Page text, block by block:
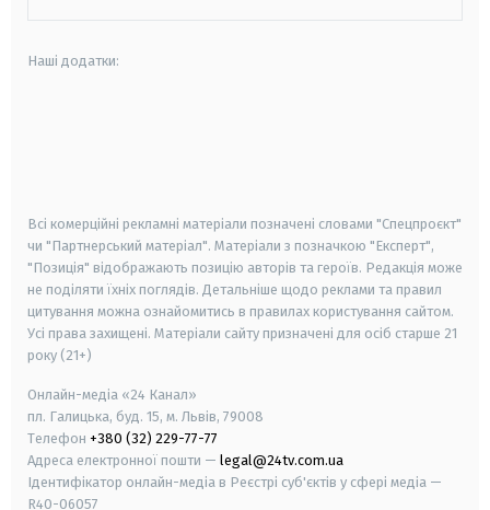
Наші додатки:
Всі комерційні рекламні матеріали позначені словами "Спецпроєкт"
чи "Партнерський матеріал". Матеріали з позначкою "Експерт",
"Позиція" відображають позицію авторів та героїв. Редакція може
не поділяти їхніх поглядів. Детальніше щодо реклами та правил
цитування можна ознайомитись в правилах користування сайтом.
Усі права захищені. Матеріали сайту призначені для осіб старше 21
року (21+)
Онлайн-медіа «24 Канал»
пл. Галицька, буд. 15, м. Львів, 79008
Телефон +380 (32) 229-77-77
Адреса електронної пошти — legal@24tv.com.ua
Ідентифікатор онлайн-медіа в Реєстрі суб'єктів у сфері медіа —
R40-06057